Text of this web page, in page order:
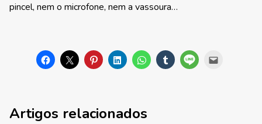
pincel, nem o microfone, nem a vassoura…
Artigos relacionados